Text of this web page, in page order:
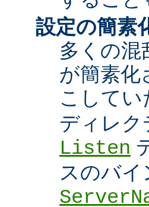
設定の簡素
多くの混
が簡素化
こしてい
ディレ
Listen
スのバ